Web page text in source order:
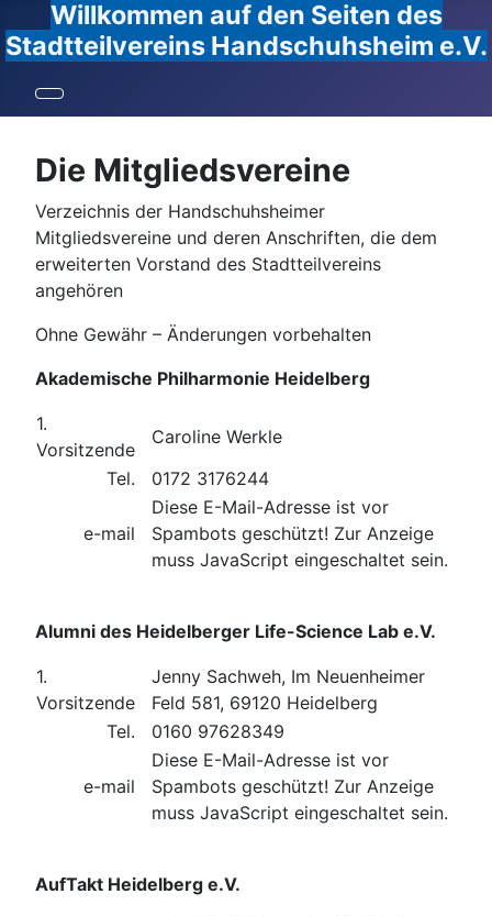
Willkommen auf den Seiten des
Stadtteilvereins Handschuhsheim e.V.
Die Mitgliedsvereine
Verzeichnis der Handschuhsheimer
Mitgliedsvereine und deren Anschriften, die dem
erweiterten Vorstand des Stadtteilvereins
angehören
Ohne Gewähr – Änderungen vorbehalten
Akademische Philharmonie Heidelberg
1.
Vorsitzende
Caroline Werkle
Tel.
0172 3176244
e-mail
Diese E-Mail-Adresse ist vor
Spambots geschützt! Zur Anzeige
muss JavaScript eingeschaltet sein.
Alumni des Heidelberger Life-Science Lab e.V.
1.
Vorsitzende
Jenny Sachweh, Im Neuenheimer
Feld 581, 69120 Heidelberg
Tel.
0160 97628349
e-mail
Diese E-Mail-Adresse ist vor
Spambots geschützt! Zur Anzeige
muss JavaScript eingeschaltet sein.
AufTakt Heidelberg e.V.